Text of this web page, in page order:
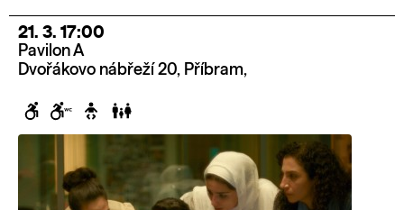
21. 3. 17:00
Pavilon A
Dvořákovo nábřeží 20, Příbram,